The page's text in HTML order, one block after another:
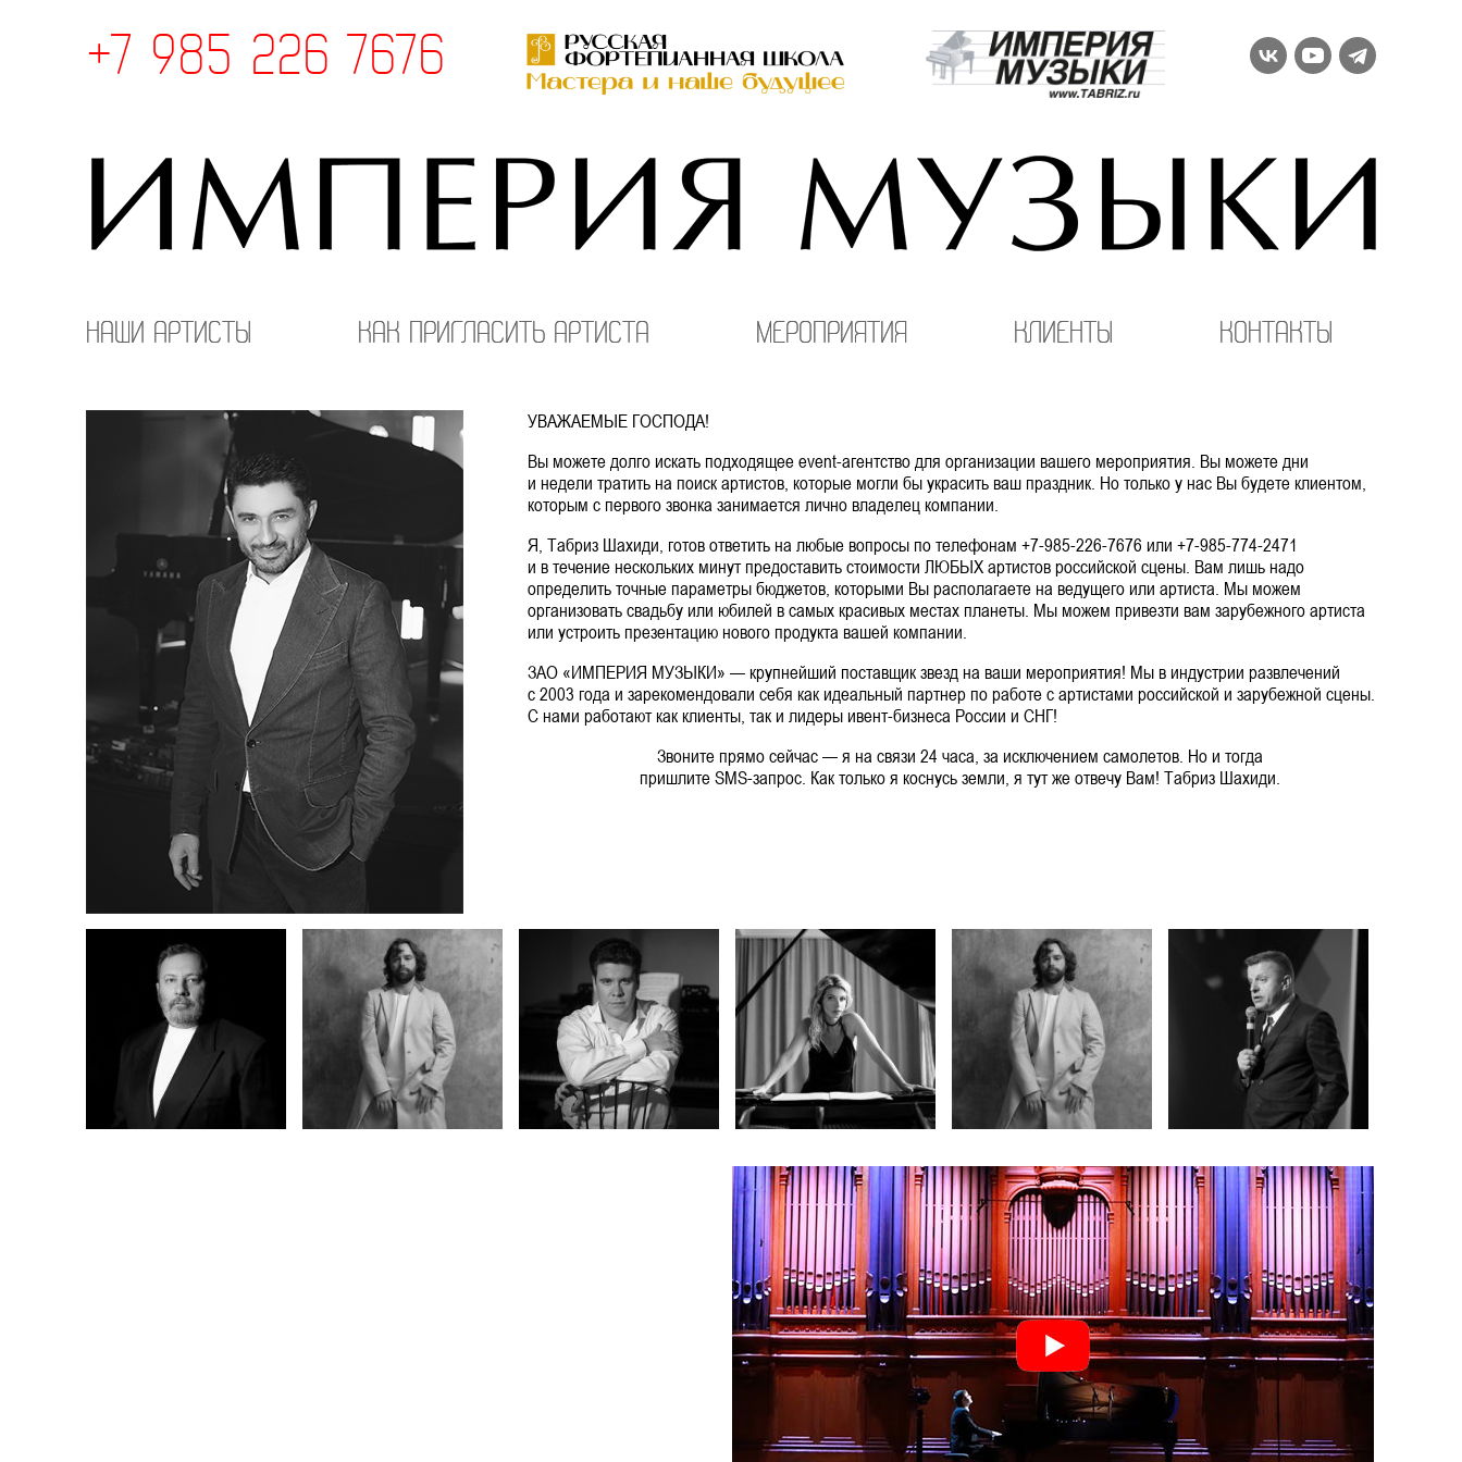
+7 985 226 7676
Наши артисты Как пригласить артиста Мероприятия Клиенты Контакты
УВАЖАЕМЫЕ ГОСПОДА!
Вы можете долго искать подходящее event-агентство для организации вашего мероприятия. Вы можете дни
и недели тратить на поиск артистов, которые могли бы украсить ваш праздник. Но только у нас Вы будете клиентом,
которым с первого звонка занимается лично владелец компании.
Я, Табриз Шахиди, готов ответить на любые вопросы по телефонам +7-985-226-7676 или +7-985-774-2471
и в течение нескольких минут предоставить стоимости ЛЮБЫХ артистов российской сцены. Вам лишь надо
определить точные параметры бюджетов, которыми Вы располагаете на ведущего или артиста. Мы можем
организовать свадьбу или юбилей в самых красивых местах планеты. Мы можем привезти вам зарубежного артиста
или устроить презентацию нового продукта вашей компании.
ЗАО «ИМПЕРИЯ МУЗЫКИ» — крупнейший поставщик звезд на ваши мероприятия! Мы в индустрии развлечений
с 2003 года и зарекомендовали себя как идеальный партнер по работе с артистами российской и зарубежной сцены.
С нами работают как клиенты, так и лидеры ивент-бизнеса России и СНГ!
Звоните прямо сейчас — я на связи 24 часа, за исключением самолетов. Но и тогда
пришлите SMS-запрос. Как только я коснусь земли, я тут же отвечу Вам! Табриз Шахиди.